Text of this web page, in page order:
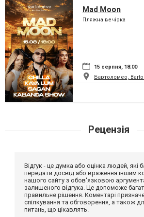
Mad Moon
Пляжна вечірка
15 серпня, 18:00
Бартоломео,
Рецензія
Відгук - це думка або оцінка людей, які
передати досвід або враження іншим
нашого сайту з обов'язковою
залишеного відгука. Це допоможе
правильне рішення. Коментарі
спілкування та обговорення, а також
питань, що цікавлять.